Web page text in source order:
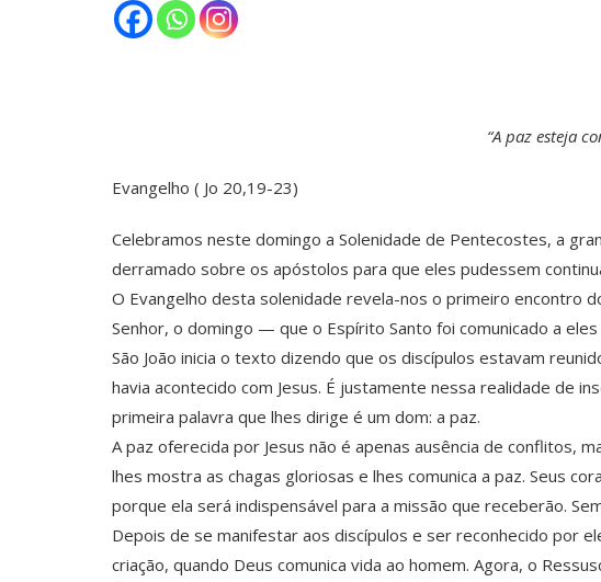
“A paz esteja
Evangelho ( Jo 20,19-23)
Celebramos neste domingo a Solenidade de Pentecostes, a
derramado sobre os apóstolos para que eles pudessem
O Evangelho desta solenidade revela-nos o primeiro encontro
Senhor, o domingo — que o Espírito Santo foi comunicado a
São João inicia o texto dizendo que os discípulos estavam
havia acontecido com Jesus. É justamente nessa realidade de
primeira palavra que lhes dirige é um dom: a paz.
A paz oferecida por Jesus não é apenas ausência de conflitos,
lhes mostra as chagas gloriosas e lhes comunica a paz. Seus
porque ela será indispensável para a missão que receberão.
Depois de se manifestar aos discípulos e ser reconhecido por
criação, quando Deus comunica vida ao homem. Agora, o